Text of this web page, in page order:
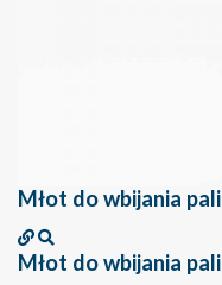
Młot do wbijania pali
Młot do wbijania pali